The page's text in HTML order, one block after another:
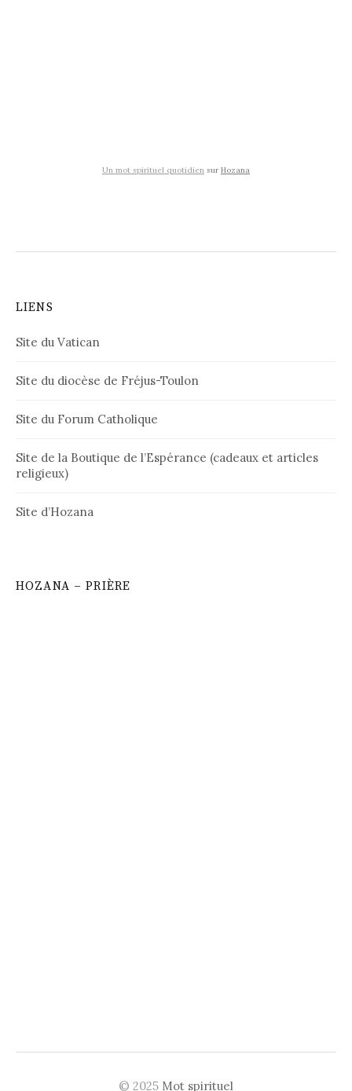
Un mot spirituel quotidien surHozana
LIENS
Site du Vatican
Site du diocèse de Fréjus-Toulon
Site du Forum Catholique
Site de la Boutique de l’Espérance (cadeaux et articles
religieux)
Site d’Hozana
HOZANA – PRIÈRE
© 2025 Mot spirituel